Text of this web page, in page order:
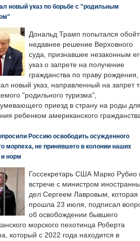
новый указ по борьбе с "родильным
Дональд Трамп попытался
недавнее решение Верховного
суда, признавшее незаконным
указ о запрете на получение
гражданства по праву рождения,
новый указ, направленный на запрет
"родильного туризма",
приезд в страну на роды для
ребенком американского
Россию освободить осужденного
морпеха, не принявшего в колонии наших
норм
Госсекретарь США Марко Рубио
встрече с министром
дел Сергеем Лавровым, которая
прошла 23 июля, подписал
об освобождении бывшего
морского пехотинца Роберта
который с 2022 года находится в